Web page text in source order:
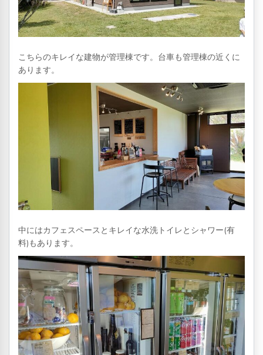
こちらのキレイな建物が管理棟です。台車も管理棟の近くに
あります。
中にはカフェスペースとキレイな水洗トイレとシャワー(有
料)もあります。